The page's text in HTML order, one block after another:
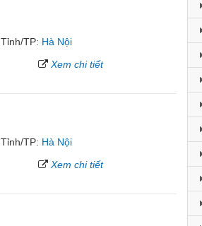
Tỉnh/TP: Hà Nội
Xem chi tiết
Tỉnh/TP: Hà Nội
Xem chi tiết